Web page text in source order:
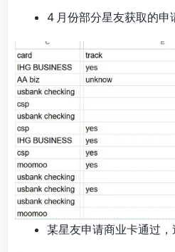
4 月份部分星友获取的申
某星友申请商业卡通过